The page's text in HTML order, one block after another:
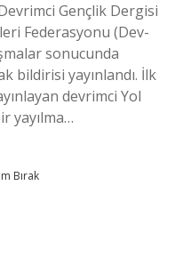
Gençlik Dergisi
Federasyonu (Dev-
sonucunda
bildirisi yayınlandı. İlk
devrimci Yol
yayılma…
Bırak